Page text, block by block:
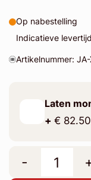
Op nabestelling
Indicatieve
Artikelnummer: JA-
Laten
+ € 82.50
-